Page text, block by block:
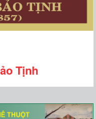
Tịnh